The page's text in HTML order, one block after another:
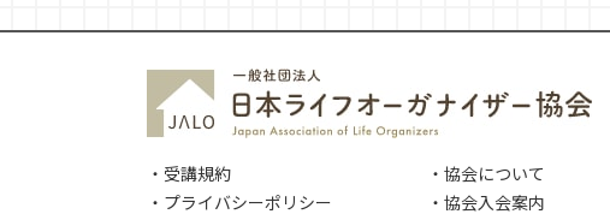
・受講規約 ・協会について
・プライバシーポリシー
・協会入会案内